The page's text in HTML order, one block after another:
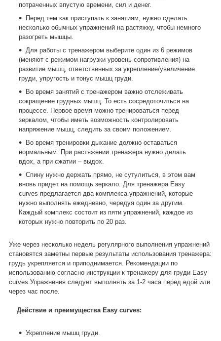
потраченных впустую времени, сил и денег.
Перед тем как приступать к занятиям, нужно сделать
несколько обычных упражнений на растяжку, чтобы немного
разогреть мышцы.
Для работы с тренажером выберите один из 6 режимов
(меняют с режимом нагрузки уровень сопротивления) на
развитие мышц, ответственных за укрепление/увеличение
груди, упругость и тонус мышц груди.
Во время занятий с тренажером важно отслеживать
сокращение грудных мышц. То есть сосредоточиться на
процессе. Первое время можно тренироваться перед
зеркалом, чтобы иметь возможность контролировать
напряжение мышц, следить за своим положением.
Во время тренировки дыхание должно оставаться
нормальным. При растяжении тренажера нужно делать
вдох, а при сжатии – выдох.
Спину нужно держать прямо, не сутулиться, в этом вам
вновь придет на помощь зеркало. Для тренажера Еasy
curves предлагается два комплекса упражнений, которые
нужно выполнять ежедневно, чередуя один за другим.
Каждый комплекс состоит из пяти упражнений, каждое из
которых нужно повторить по 20 раз.
Уже через несколько недель регулярного выполнения упражнений
становятся заметны первые результаты использования тренажера:
грудь укрепляется и приподнимается. Рекомендации по
использованию согласно инструкции к тренажеру для груди Еasy
curves.Упражнения следует выполнять за 1-2 часа перед едой или
через час после.
Действие и преимущества Еasy curves:
Укрепление мышц груди.